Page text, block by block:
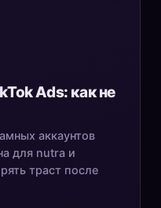
Ads: как не
аккаунтов
для nutra и
траст после